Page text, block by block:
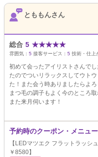
とももんさん
総合 5 ★★★★★
雰囲気： 5 接客サービス： 5 技術・仕上
初めて会ったアイリストさんで
たのでついリラックスしてウト
た！また会う時ありましたらよ
まつ毛の調子もよく今のところ
また来月伺います！
予約時のクーポン・メニュー
【LEDマツエク フラットラッシ
￥8580】